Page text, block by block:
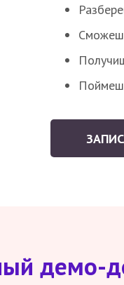
демо-